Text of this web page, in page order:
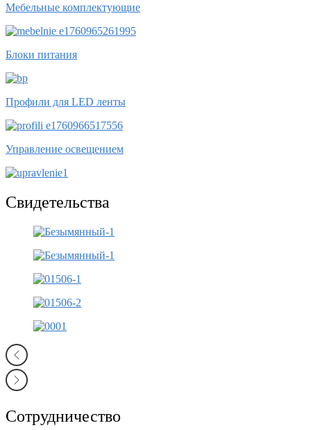
Мебельные комплектующие
Блоки питания
Профили для LED ленты
Управление освещением
Свидетельства
Сотрудничество